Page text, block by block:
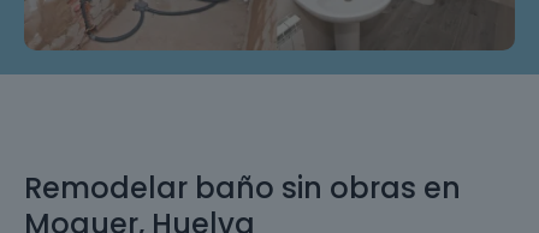
Remodelar baño sin obras en
Moguer, Huelva